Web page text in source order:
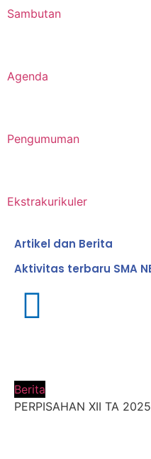
Sambutan
Agenda
Pengumuman
Ekstrakurikuler
Artikel dan Berita
Aktivitas terbaru SMA
Berita
PERPISAHAN XII TA